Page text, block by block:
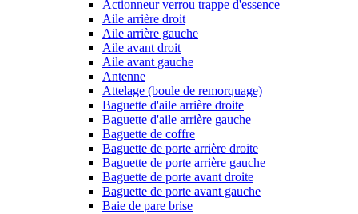
Actionneur verrou trappe d'essence
Aile arrière droit
Aile arrière gauche
Aile avant droit
Aile avant gauche
Antenne
Attelage (boule de remorquage)
Baguette d'aile arrière droite
Baguette d'aile arrière gauche
Baguette de coffre
Baguette de porte arrière droite
Baguette de porte arrière gauche
Baguette de porte avant droite
Baguette de porte avant gauche
Baie de pare brise